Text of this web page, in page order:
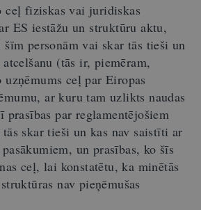
ceļ fiziskas vai juridiskas
ES iestāžu un struktūru aktu,
šīm personām vai skar tās tieši un
(tās ir, piemēram,
uzņēmums ceļ par Eiropas
ar kuru tam uzlikts naudas
prasības par reglamentējošiem
skar tieši un kas nav saistīti ar
un prasības, ko šīs
ceļ, lai konstatētu, ka minētās
nav pieņēmušas